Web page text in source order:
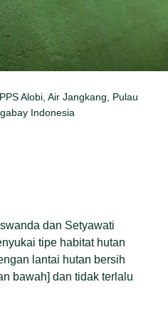
Alobi, Air Jangkang, Pulau
Indonesia
dan Setyawati
tipe habitat hutan
lantai hutan bersih
bawah] dan tidak terlalu